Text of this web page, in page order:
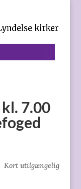
7.00
Kort utilgængelig